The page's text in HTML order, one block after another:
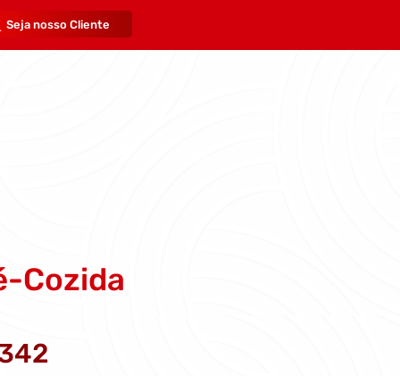
Seja nosso Cliente
Cozida